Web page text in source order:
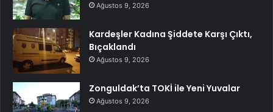
Ağustos 9, 2026
Kardeşler Kadına Şiddete Karşı Çıktı,
Bıçaklandı
Ağustos 9, 2026
Zonguldak’ta TOKİ ile Yeni Yuvalar
Ağustos 9, 2026